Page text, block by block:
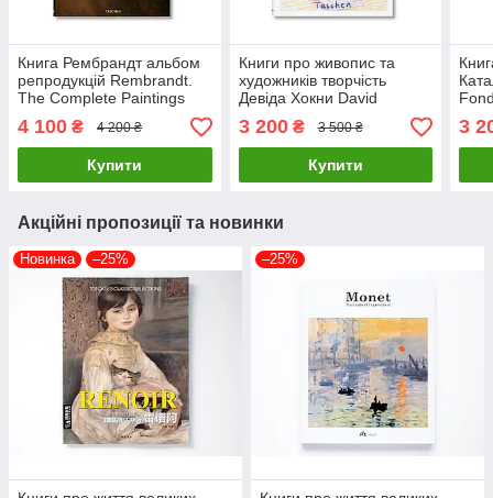
Книга Рембрандт альбом
репродукцій Rembrandt.
The Complete Paintings
XL. Rudie van Leeuwen
книга о художниках
4 100 ₴ 4 200 ₴
Купити
Книги про живопис та
художників творчість
Девіда Хокни David
Hockney. My Window Книги
для художників
3 200₴ 3 500 ₴
Купити
3
Акційні пропозиції та новинки
Новинка –25% –25%